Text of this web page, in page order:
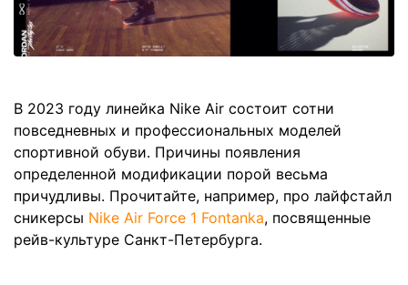
В 2023 году линейка Nike Air состоит сотни
повседневных и профессиональных моделей
спортивной обуви. Причины появления
определенной модификации порой весьма
причудливы. Прочитайте, например, про лайфстайл
сникерсы Nike Air Force 1 Fontanka, посвященные
рейв-культуре Санкт-Петербурга.